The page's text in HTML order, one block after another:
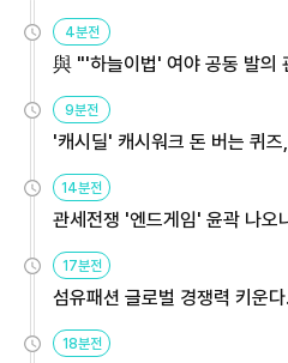
4분전
與 "'하늘이법' 여야 공동 발의
9분전
'캐시딜' 캐시워크 돈 버는 퀴
14분전
관세전쟁 '엔드게임' 윤곽 나
용해야
17분전
섬유패션 글로벌 경쟁력 키운
원
18분전